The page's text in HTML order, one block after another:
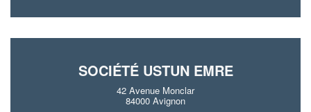
SOCIÉTÉ USTUN EMRE
42 Avenue Monclar
84000 Avignon